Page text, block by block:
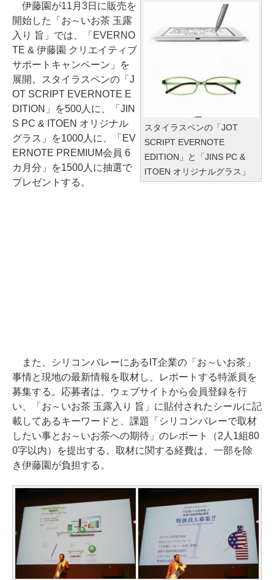
スタイラスペンの「JOT
SCRIPT EVERNOTE
EDITION」と「JINS PC &
ITOEN オリジナルグラス」
伊藤園が11月3日に販売を
開始した「お～いお茶 玉露
入り 旨」では、「EVERNO
TE & 伊藤園 クリエイティブ
サポートキャンペーン」を
展開。スタイラスペンの「J
OT SCRIPT EVERNOTE E
DITION」を500人に、「JIN
S PC & ITOEN オリジナル
グラス」を1000人に、「EV
ERNOTE PREMIUM会員 6
カ月分」を1500人に抽選で
プレゼントする。
また、シリコンバレーにあるIT企業の「お～いお茶」
事情と現地の最新情報を取材し、レポートする特派員を
募集する。応募者は、ウェブサイトから会員登録を行
い、「お～いお茶 玉露入り 旨」に貼付されたシールに記
載してあるキーワードと、課題「シリコンバレーで取材
したい事とお～いお茶への期待」のレポート（2人1組80
0字以内）を提出する。取材に関する経費は、一部を除
き伊藤園が負担する。